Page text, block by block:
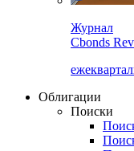
Журнал
Cbonds
Облигации
Поиски